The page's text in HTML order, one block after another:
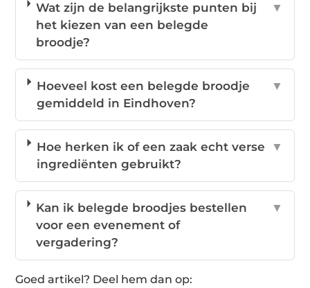
Wat zijn de belangrijkste punten bij
het kiezen van een belegde
broodje?
▼
Hoeveel kost een belegde broodje
gemiddeld in Eindhoven?
▼
Hoe herken ik of een zaak echt verse
ingrediënten gebruikt?
▼
Kan ik belegde broodjes bestellen
voor een evenement of
vergadering?
▼
Goed artikel? Deel hem dan op: